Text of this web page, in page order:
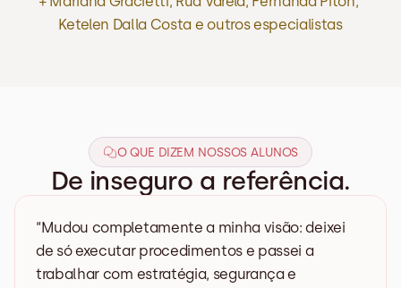
Ketelen Dalla Costa e outros especialistas
O QUE DIZEM NOSSOS ALUNOS
De inseguro a referência.
“Mudou completamente a minha visão: deixei
de só executar procedimentos e passei a
trabalhar com estratégia, segurança e